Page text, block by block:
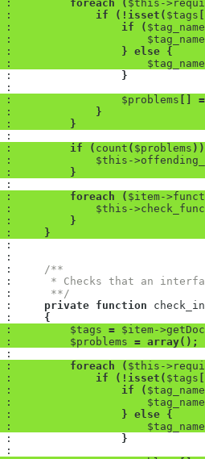
:
foreach ( $this ->
:
if ( ! isset ( $tags
:
if ( $tag_name
:
$tag_name
:
} else {
:
$tag_name
:
}
:
$problems
=
:
}
:
}
:
if ( count ( $problems ) )
:
$this ->
:
}
:
foreach ( $item->
:
$this ->
:
}
:
}
:
/**
:
* Checks that an
:
**/
:
private function
:
{
:
$tags = $item->
:
$problems = array( ) ;
:
foreach ( $this ->
:
if ( ! isset ( $tags
:
if ( $tag_name
:
$tag_name
:
} else {
:
$tag_name
:
}